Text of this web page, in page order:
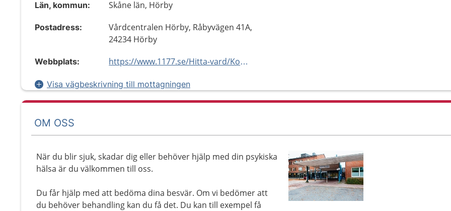
Län, kommun: Skåne län, Hörby
Postadress:
Vårdcentralen Hörby, Råbyvägen 41A,
24234 Hörby
Webbplats: https://www.1177.se/Hitta-vard/Kontakt/?hsaid=SE162321000255-O11171
Visa vägbeskrivning till mottagningen
OM OSS
När du blir sjuk, skadar dig eller behöver hjälp med din psykiska
hälsa är du välkommen till oss.
Du får hjälp med att bedöma dina besvär. Om vi bedömer att
du behöver behandling kan du få det. Du kan till exempel få